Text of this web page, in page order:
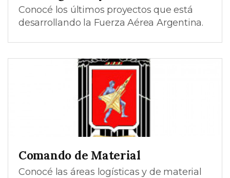
Conocé los últimos proyectos que está
desarrollando la Fuerza Aérea Argentina.
Comando de Material
Conocé las áreas logísticas y de material